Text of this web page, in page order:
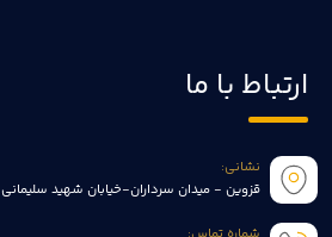
ارتباط با ما
نشانی:
قزوین - میدان سرداران-خیابان شهید سلیمانی